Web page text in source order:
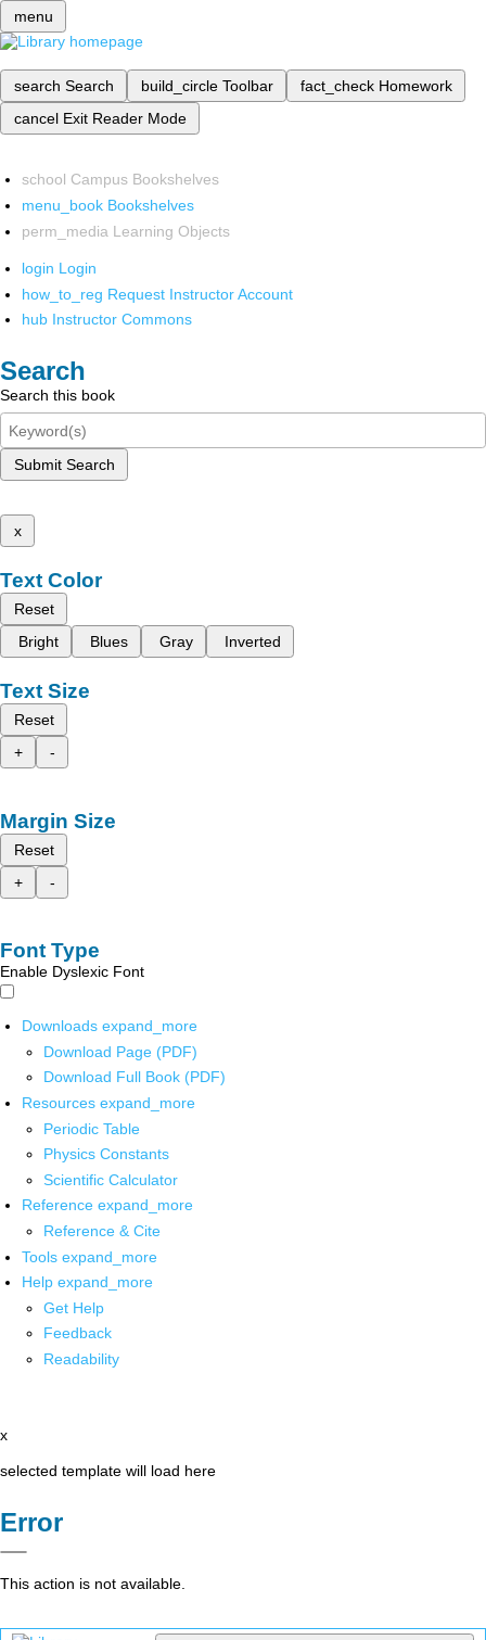
menu
search Search build_circle Toolbar fact_check Homework
cancel Exit Reader Mode
school Campus Bookshelves
menu_book Bookshelves
perm_media Learning Objects
login Login
how_to_reg Request Instructor Account
hub Instructor Commons
Search
Search this book
Submit Search
x
Text Color
Reset
Bright
Blues Gray Inverted
Text Size
Reset
+
-
Margin Size
Reset
+
-
Font Type
Enable Dyslexic Font
Downloads expand_more
Download Page (PDF)
Download Full Book (PDF)
Resources expand_more
Periodic Table
Physics Constants
Scientific Calculator
Reference expand_more
Reference & Cite
Tools expand_more
Help expand_more
Get Help
Feedback
Readability
x
selected template will load here
Error
This action is not available.